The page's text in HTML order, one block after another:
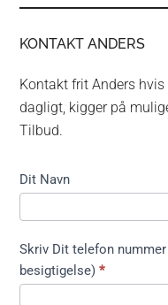
KONTAKT ANDERS
Kontakt frit Anders
dagligt, kigger på
Tilbud.
Kontakt
kort ikke
træfældning
Dit Navn
Skriv Dit telefon
besigtigelse)*